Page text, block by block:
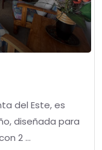
del Este, es
diseñada para
2 ...